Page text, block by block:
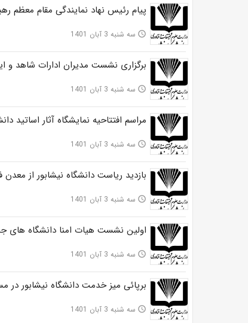
پیام رئیس نهاد نمایندگی مقام
access_time سه شنبه 3 آبان 1401
برگزاری نشست مدیران ادارات شاهد و
access_time سه شنبه 3 آبان 1401
مراسم افتتاحیه نمایشگاه آثار اساتید
access_time سه شنبه 3 آبان 1401
بازدید ریاست دانشگاه نیشابور از معدن
access_time سه شنبه 3 آبان 1401
اولین نشست هیات امنا دانشگاه های
access_time سه شنبه 3 آبان 1401
برپائی میز خدمت دانشگاه نیشابور در
access_time سه شنبه 3 آبان 1401